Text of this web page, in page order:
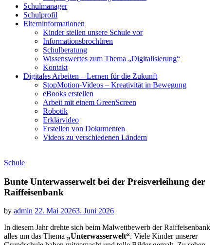
Schulmanager
Schulprofil
Elterninformationen
Kinder stellen unsere Schule vor
Informationsbrochüren
Schulberatung
Wissenswertes zum Thema „Digitalisierung“
Kontakt
Digitales Arbeiten – Lernen für die Zukunft
StopMotion-Videos – Kreativität in Bewegung
eBooks erstellen
Arbeit mit einem GreenScreen
Robotik
Erklärvideo
Erstellen von Dokumenten
Videos zu verschiedenen Ländern
Schule
Bunte Unterwasserwelt bei der Preisverleihung der
Raiffeisenbank
by admin 22. Mai 20263. Juni 2026
In diesem Jahr drehte sich beim Malwettbewerb der Raiffeisenbank
alles um das Thema „Unterwasserwelt“. Viele Kinder unserer